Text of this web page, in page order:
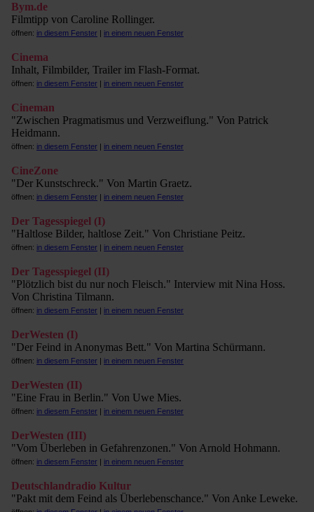
Bym.de
Filmtipp von Caroline Rollinger.
öffnen: in diesem Fenster | in einem neuen Fenster
Cinema
Inhalt, Filmbilder, Trailer im Flash-Format.
öffnen: in diesem Fenster | in einem neuen Fenster
Cineman
"Zwischen Pragmatismus und Verzweiflung." Von Patrick
Heidmann.
öffnen: in diesem Fenster | in einem neuen Fenster
CineZone
"Der Kunstschreck." Von Martin Graetz.
öffnen: in diesem Fenster | in einem neuen Fenster
Der Tagesspiegel (I)
"Haltlose Bilder, haltlose Zeit." Von Christiane Peitz.
öffnen: in diesem Fenster | in einem neuen Fenster
Der Tagesspiegel (II)
"Plötzlich bist du nur noch Fleisch." Interview mit Nina Hoss.
Von Christina Tilmann.
öffnen: in diesem Fenster | in einem neuen Fenster
DerWesten (I)
"Der Feind in Anonymas Bett." Von Martina Schürmann.
öffnen: in diesem Fenster | in einem neuen Fenster
DerWesten (II)
"Eine Frau in Berlin." Von Uwe Mies.
öffnen: in diesem Fenster | in einem neuen Fenster
DerWesten (III)
"Vom Überleben in Gefahrenzonen." Von Arnold Hohmann.
öffnen: in diesem Fenster | in einem neuen Fenster
Deutschlandradio Kultur
"Pakt mit dem Feind als Überlebenschance." Von Anke Leweke.